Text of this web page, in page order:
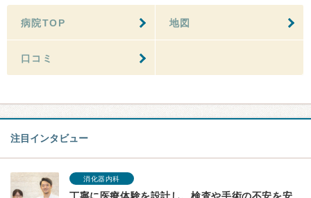
病院TOP 地図
口コミ
注目インタビュー
消化器内科